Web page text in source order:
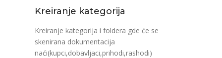
Kreiranje kategorija
Kreiranje kategorija i foldera gde će se
skenirana dokumentacija
naći(kupci,dobavljaci,prihodi,rashodi)